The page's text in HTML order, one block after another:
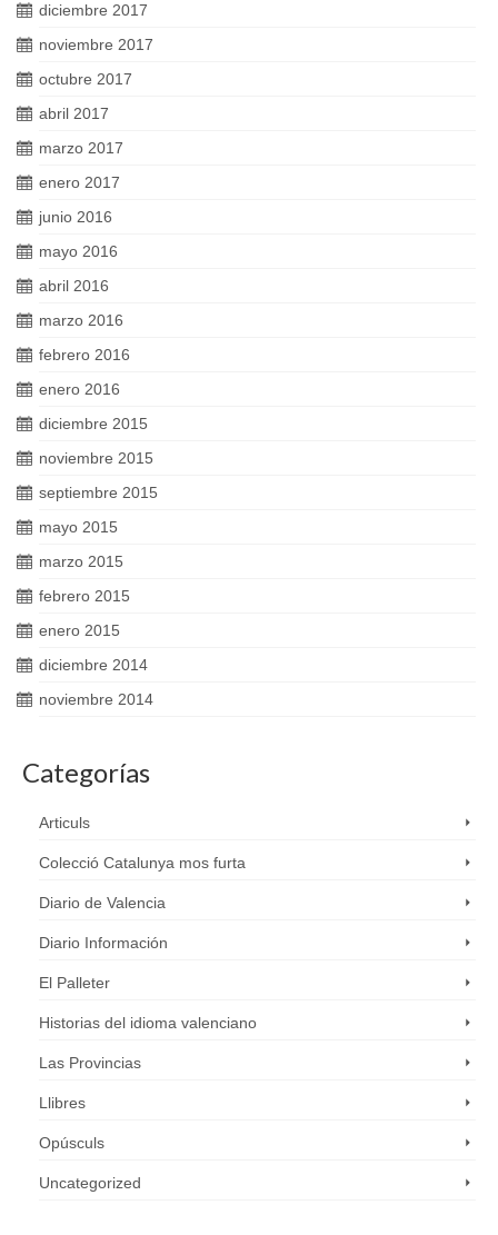
diciembre 2017
noviembre 2017
octubre 2017
abril 2017
marzo 2017
enero 2017
junio 2016
mayo 2016
abril 2016
marzo 2016
febrero 2016
enero 2016
diciembre 2015
noviembre 2015
septiembre 2015
mayo 2015
marzo 2015
febrero 2015
enero 2015
diciembre 2014
noviembre 2014
Categorías
Articuls
Colecció Catalunya mos furta
Diario de Valencia
Diario Información
El Palleter
Historias del idioma valenciano
Las Provincias
Llibres
Opúsculs
Uncategorized